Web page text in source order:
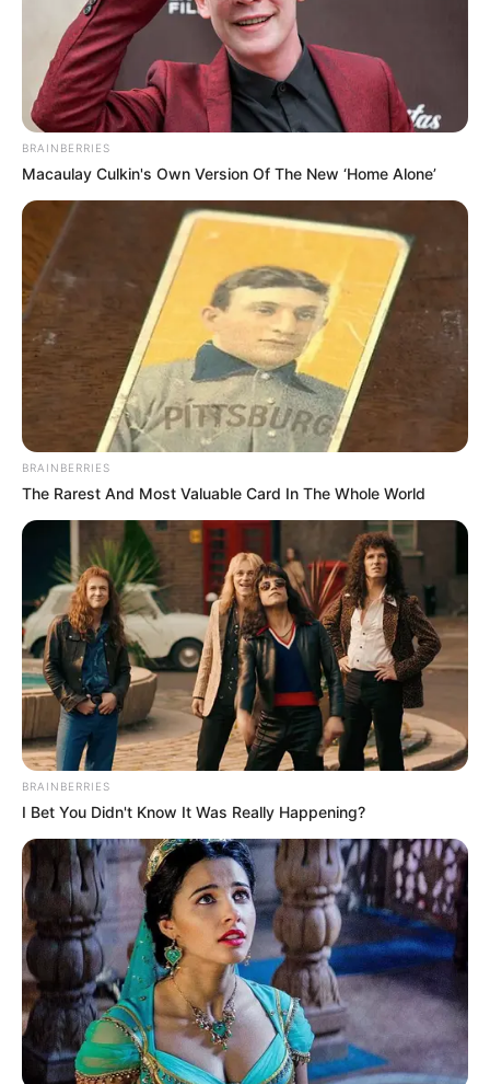
BRAINBERRIES
Macaulay Culkin's Own Version Of The New ‘Home Alone’
BRAINBERRIES
The Rarest And Most Valuable Card In The Whole World
BRAINBERRIES
I Bet You Didn't Know It Was Really Happening?